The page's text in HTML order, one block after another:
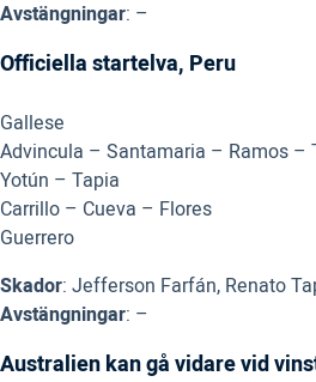
Avstängningar: –
Officiella startelva, Peru
Gallese
Advincula – Santamaria – Ramos –
Yotún – Tapia
Carrillo – Cueva – Flores
Guerrero
Skador: Jefferson Farfán, Renato
Avstängningar: –
Australien kan gå vidare vid